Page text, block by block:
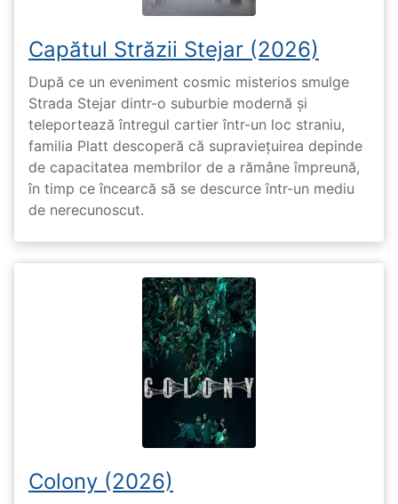
Capătul Străzii Stejar (2026)
După ce un eveniment cosmic misterios smulge
Strada Stejar dintr-o suburbie modernă și
teleportează întregul cartier într-un loc straniu,
familia Platt descoperă că supraviețuirea depinde
de capacitatea membrilor de a rămâne împreună,
în timp ce încearcă să se descurce într-un mediu
de nerecunoscut.
Colony (2026)